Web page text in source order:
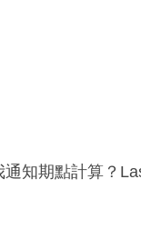
知期點計算？